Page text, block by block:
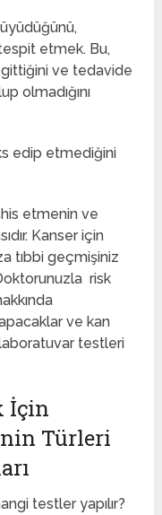
tespit etmek. Bu,
ve tedavide
olmadığını
edip etmediğini
etmenin ve
Kanser için
tıbbi geçmişiniz
risk
ve kan
testleri
İçin
Türleri
testler yapılır?